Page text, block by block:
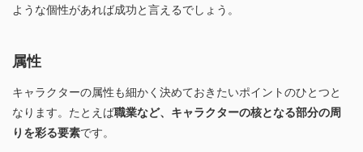
ような個性があれば成功と言えるでしょう。
属性
キャラクターの属性も細かく決めておきたいポイントのひとつと
なります。たとえば職業など、キャラクターの核となる部分の周
りを彩る要素です。